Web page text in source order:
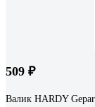
509 ₽
Валик HARDY